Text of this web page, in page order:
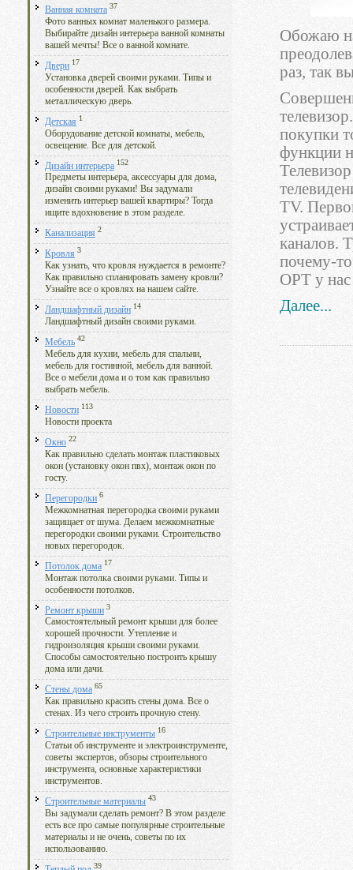
Ванная комната 37
Фото ванных комнат маленького размера.
Выбирайте дизайн интерьера ванной комнаты
вашей мечты! Все о ванной комнате.
Двери 17
Установка дверей своими руками. Типы и
особенности дверей. Как выбрать
металлическую дверь.
Детская 1
Оборудование детской комнаты, мебель,
освещение. Все для детской.
Дизайн интерьера 152
Предметы интерьера, аксессуары для дома,
дизайн своими руками! Вы задумали
изменить интерьер вашей квартиры? Тогда
ищите вдохновение в этом разделе.
Канализация 2
Кровля 3
Как узнать, что кровля нуждается в ремонте?
Как правильно спланировать замену кровли?
Узнайте все о кровлях на нашем сайте.
Ландшафтный дизайн 14
Ландшафтный дизайн своими руками.
Мебель 42
Мебель для кухни, мебель для спальни,
мебель для гостинной, мебель для ванной.
Все о мебели дома и о том как правильно
выбрать мебель.
Новости 113
Новости проекта
Окно 22
Как правильно сделать монтаж пластиковых
окон (установку окон пвх), монтаж окон по
госту.
Перегородки 6
Межкомнатная перегородка своими руками
защищает от шума. Делаем межкомнатные
перегородки своими руками. Строительство
новых перегородок.
Потолок дома 17
Монтаж потолка своими руками. Типы и
особенности потолков.
Ремонт крыши 3
Самостоятельный ремонт крыши для более
хорошей прочности. Утепление и
гидроизоляция крыши своими руками.
Способы самостоятельно построить крышу
дома или дачи.
Стены дома 65
Как правильно красить стены дома. Все о
стенах. Из чего строить прочную стену.
Строительные инструменты 16
Статьи об инструменте и электроинструменте,
советы экспертов, обзоры строительного
инструмента, основные характеристики
инструментов.
Строительные материалы 43
Вы задумали сделать ремонт? В этом разделе
есть все про самые популярные строительные
материалы и не очень, советы по их
использованию.
39
Обожаю
раз, так
покупки
функции
TV.
каналов.
почему-
ОРТ у
Далее...